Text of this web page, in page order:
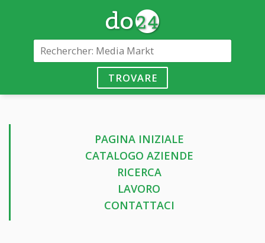
TROVARE
PAGINA INIZIALE
CATALOGO AZIENDE
RICERCA
LAVORO
CONTATTACI